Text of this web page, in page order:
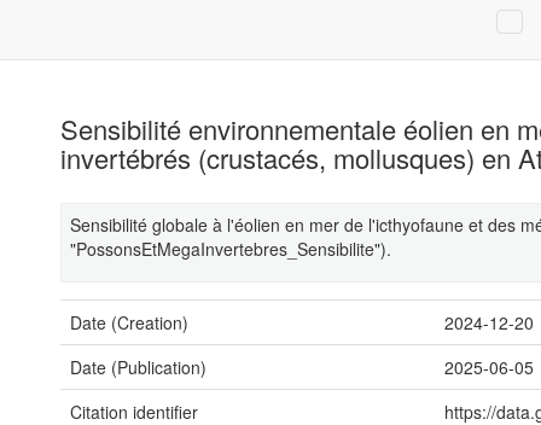
Sensibilité environnementale éolien en
invertébrés (crustacés, mollusques) en
Sensibilité globale à l'éolien en mer de l'icthyofaune et des
"PossonsEtMegaInvertebres_Sensibilite").
Date (Creation)
2024-12-20
Date (Publication)
2025-06-05
Citation identifier
https://